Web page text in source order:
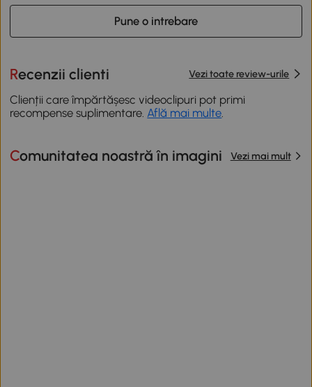
Pune o intrebare
Recenzii clienti Vezi toate review-urile
Clienții care împărtășesc videoclipuri pot primi
recompense suplimentare. Află mai multe
Comunitatea noastră în imagini Vezi mai mult